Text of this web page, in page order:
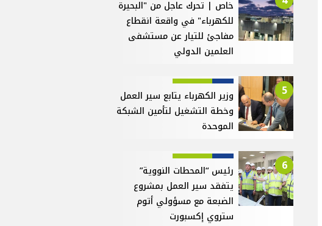
خاص | تحرك عاجل من "البحيرة
للكهرباء" في واقعة انقطاع
مفاجئ للتيار عن مستشفى
العلمين الدولي
5
وزير الكهرباء يتابع سير العمل
وخطة التشغيل لتأمين الشبكة
الموحدة
6
رئيس “المحطات النووية”
يتفقد سير العمل بمشروع
الضبعة مع مسؤولي أتوم
ستروي إكسبورت